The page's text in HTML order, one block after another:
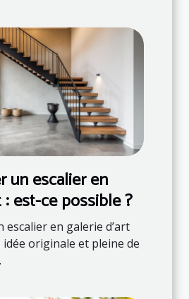
un escalier en
est-ce possible ?
en galerie d’art
originale et pleine de